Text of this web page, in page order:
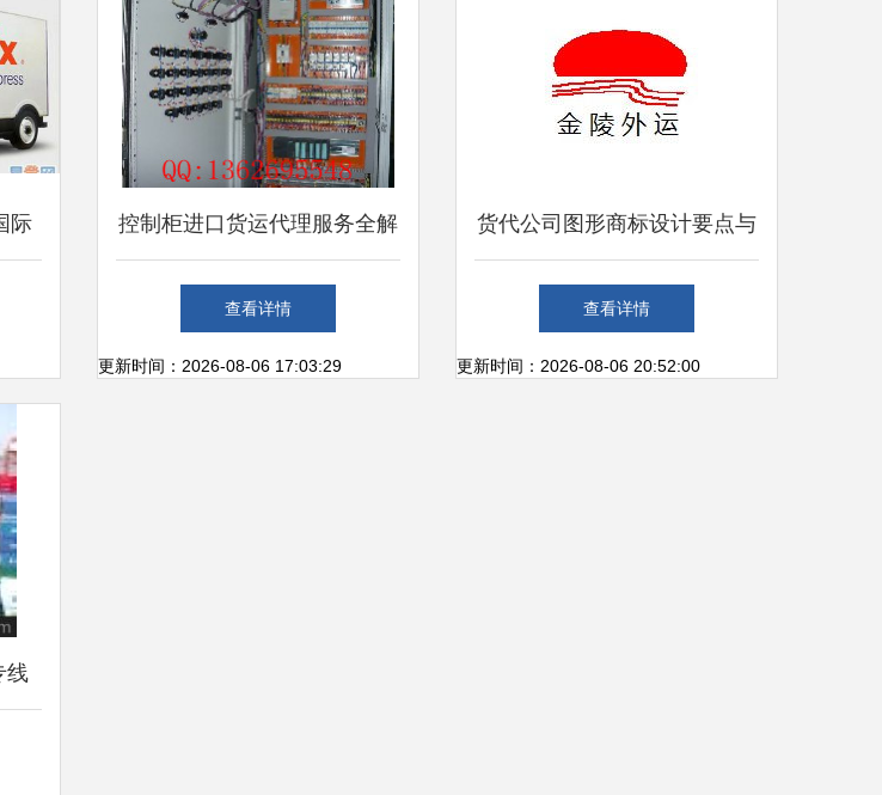
际 控制柜进口货运代理服务全解
析 包税物流一站式解决方案
查看详情
更新时间：2026-08-06 17:03:29
货代公司图形商标设计要点与
创意思路
查看详情
更新时间：2026-08-06 20:52:00
线
航